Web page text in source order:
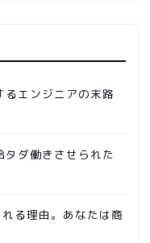
エンジニアの末路
ダ働きさせられた
る理由。あなたは商